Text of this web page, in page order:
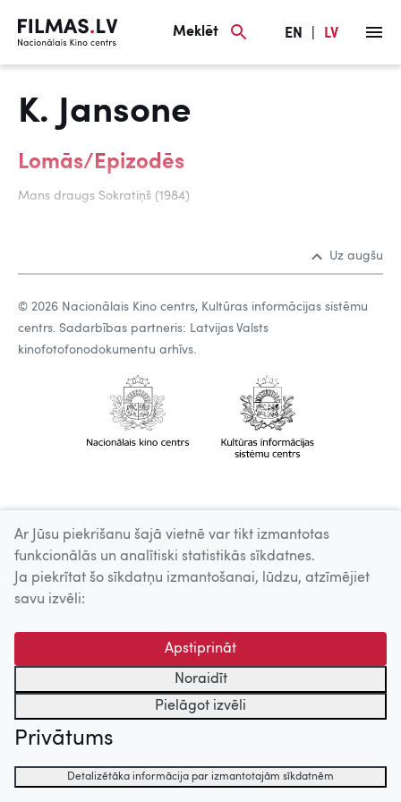
Meklēt EN LV
K. Jansone
Lomās/Epizodēs
Mans draugs Sokratiņš (1984)
Uz augšu
© 2026 Nacionālais Kino centrs, Kultūras informācijas sistēmu
centrs. Sadarbības partneris: Latvijas Valsts
kinofotofonodokumentu arhīvs.
Ar Jūsu piekrišanu šajā vietnē var tikt izmantotas
funkcionālās un analītiski statistikās sīkdatnes.
Ja piekrītat šo sīkdatņu izmantošanai, lūdzu, atzīmējiet
savu izvēli:
Apstiprināt
Noraidīt
Pielāgot izvēli
Privātums
Detalizētāka informācija par izmantotajām sīkdatnēm